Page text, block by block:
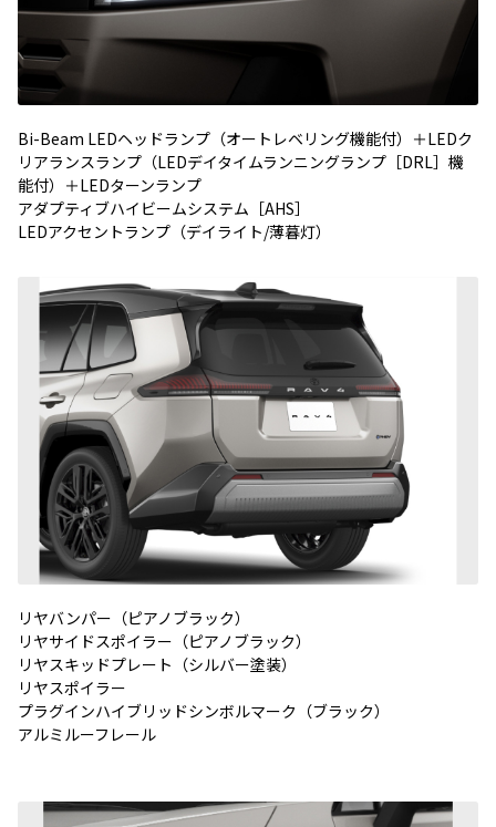
Bi-Beam LEDヘッドランプ（オートレベリング機能付）＋LEDク
リアランスランプ（LEDデイタイムランニングランプ［DRL］機
能付）＋LEDターンランプ
アダプティブハイビームシステム［AHS］
LEDアクセントランプ（デイライト/薄暮灯）
リヤバンパー（ピアノブラック）
リヤサイドスポイラー（ピアノブラック）
リヤスキッドプレート（シルバー塗装）
リヤスポイラー
プラグインハイブリッドシンボルマーク（ブラック）
アルミルーフレール